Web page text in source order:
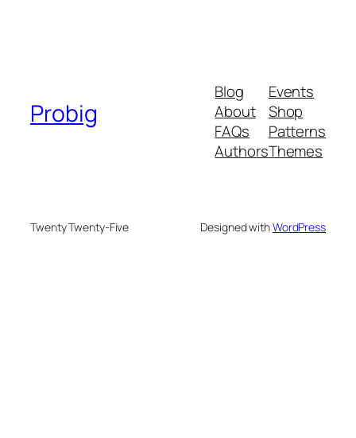
Probig
Blog
About
FAQs
Authors
Events
Shop
Patterns
Themes
Twenty Twenty-Five Designed withWordPress